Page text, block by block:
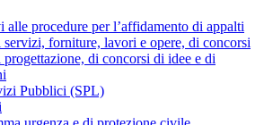
alle procedure per l’affidamento di appalti
forniture, lavori e opere, di concorsi
di concorsi di idee e di
Pubblici (SPL)